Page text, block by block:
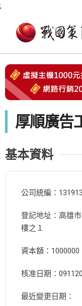
;
厚順廣告
基本資料
公司統編：
登記地址：高雄
樓之１
資本額：1000000
核准日期：
最近變更日期：